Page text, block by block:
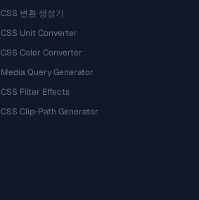
CSS 변환 생성기
CSS Unit Converter
CSS Color Converter
Media Query Generator
CSS Filter Effects
CSS Clip-Path Generator